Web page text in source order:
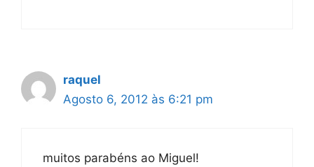
raquel
Agosto 6, 2012 às 6:21 pm
muitos parabéns ao Miguel!